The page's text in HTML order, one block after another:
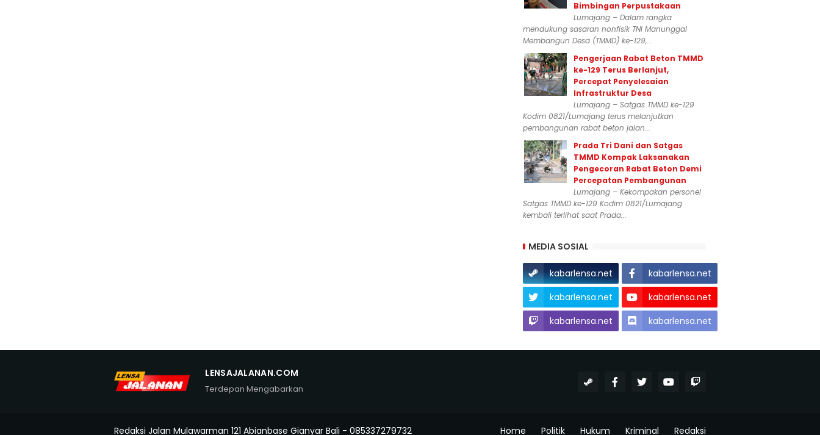
Bimbingan Perpustakaan
Lumajang – Dalam rangka
mendukung sasaran nonfisik TNI Manunggal
Membangun Desa (TMMD) ke-129,...
Pengerjaan Rabat Beton TMMD
ke-129 Terus Berlanjut,
Percepat Penyelesaian
Infrastruktur Desa
Lumajang – Satgas TMMD ke-129
Kodim 0821/Lumajang terus melanjutkan
pembangunan rabat beton jalan...
Prada Tri Dani dan Satgas
TMMD Kompak Laksanakan
Pengecoran Rabat Beton Demi
Percepatan Pembangunan
Lumajang – Kekompakan personel
Satgas TMMD ke-129 Kodim 0821/Lumajang
kembali terlihat saat Prada...
MEDIA SOSIAL
kabarlensa.net
kabarlensa.net
kabarlensa.net
kabarlensa.net
kabarlensa.net
kabarlensa.net
LENSAJALANAN.COM
Terdepan Mengabarkan
Redaksi Jalan Mulawarman 121 Abianbase Gianyar Bali - 085337279732 Home Politik Hukum Kriminal Redaksi